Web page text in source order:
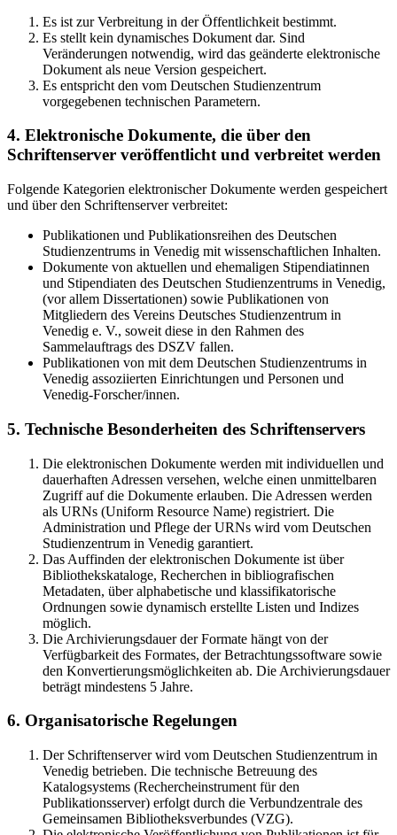
Es ist zur Verbreitung in der Öffentlichkeit bestimmt.
Es stellt kein dynamisches Dokument dar. Sind
Veränderungen notwendig, wird das geänderte elektronische
Dokument als neue Version gespeichert.
Es entspricht den vom Deutschen Studienzentrum
vorgegebenen technischen Parametern.
4. Elektronische Dokumente, die über den
Schriftenserver veröffentlicht und verbreitet werden
Folgende Kategorien elektronischer Dokumente werden gespeichert
und über den Schriftenserver verbreitet:
Publikationen und Publikationsreihen des Deutschen
Studienzentrums in Venedig mit wissenschaftlichen Inhalten.
Dokumente von aktuellen und ehemaligen Stipendiatinnen
und Stipendiaten des Deutschen Studienzentrums in Venedig,
(vor allem Dissertationen) sowie Publikationen von
Mitgliedern des Vereins Deutsches Studienzentrum in
Venedig e. V., soweit diese in den Rahmen des
Sammelauftrags des DSZV fallen.
Publikationen von mit dem Deutschen Studienzentrums in
Venedig assoziierten Einrichtungen und Personen und
Venedig-Forscher/innen.
5. Technische Besonderheiten des Schriftenservers
Die elektronischen Dokumente werden mit individuellen und
dauerhaften Adressen versehen, welche einen unmittelbaren
Zugriff auf die Dokumente erlauben. Die Adressen werden
als URNs (Uniform Resource Name) registriert. Die
Administration und Pflege der URNs wird vom Deutschen
Studienzentrum in Venedig garantiert.
Das Auffinden der elektronischen Dokumente ist über
Bibliothekskataloge, Recherchen in bibliografischen
Metadaten, über alphabetische und klassifikatorische
Ordnungen sowie dynamisch erstellte Listen und Indizes
möglich.
Die Archivierungsdauer der Formate hängt von der
Verfügbarkeit des Formates, der Betrachtungssoftware sowie
den Konvertierungsmöglichkeiten ab. Die Archivierungsdauer
beträgt mindestens 5 Jahre.
6. Organisatorische Regelungen
Der Schriftenserver wird vom Deutschen Studienzentrum in
Venedig betrieben. Die technische Betreuung des
Katalogsystems (Rechercheinstrument für den
Publikationsserver) erfolgt durch die Verbundzentrale des
Gemeinsamen Bibliotheksverbundes (VZG).